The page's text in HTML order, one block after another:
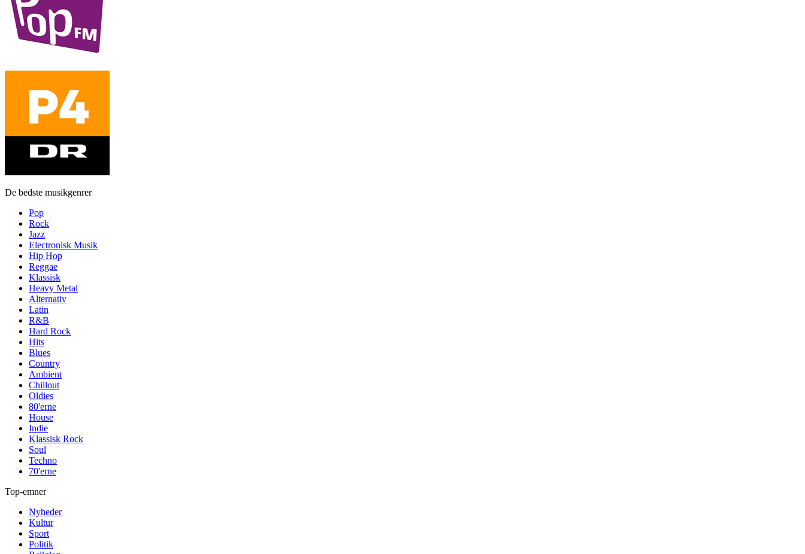
De bedste musikgenrer
Pop
Rock
Jazz
Electronisk Musik
Hip Hop
Reggae
Klassisk
Heavy Metal
Alternativ
Latin
R&B
Hard Rock
Hits
Blues
Country
Ambient
Chillout
Oldies
80'erne
House
Indie
Klassisk Rock
Soul
Techno
70'erne
Top-emner
Nyheder
Kultur
Sport
Politik